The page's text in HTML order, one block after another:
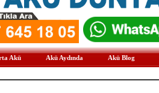
Akü Akü Aydında Akü Blog